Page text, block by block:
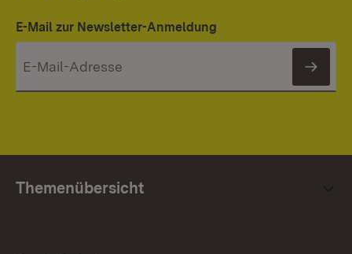
E-Mail zur Newsletter-Anmeldung
Themenübersicht